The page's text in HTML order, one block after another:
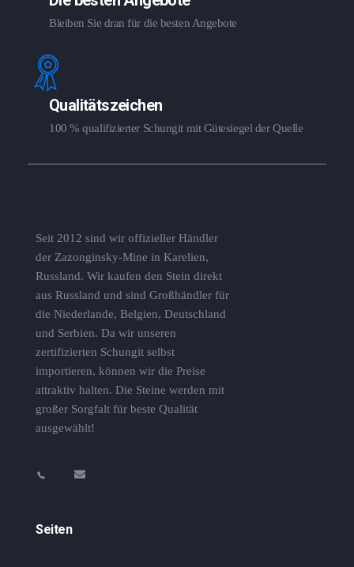
Bleiben Sie dran für die besten Angebote
Qualitätszeichen
100 % qualifizierter Schungit mit Gütesiegel der Quelle
Seit 2012 sind wir offizieller Händler
der Zazonginsky-Mine in Karelien,
Russland. Wir kaufen den Stein direkt
aus Russland und sind Großhändler für
die Niederlande, Belgien, Deutschland
und Serbien. Da wir unseren
zertifizierten Schungit selbst
importieren, können wir die Preise
attraktiv halten. Die Steine ​​werden mit
großer Sorgfalt für beste Qualität
ausgewählt!
Seiten